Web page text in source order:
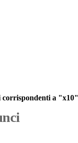
corrispondenti a "x10"